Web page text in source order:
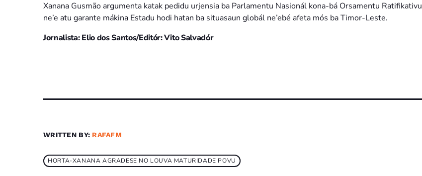
Xanana Gusmão argumenta katak pedidu urjensia ba Parlamentu Nasionál kona-bá Orsamentu Ratifikativu
ne’e atu garante mákina Estadu hodi hatan ba situasaun globál ne’ebé afeta mós ba Timor-Leste.
Jornalista: Elio dos Santos/Editór: Vito Salvadór
WRITTEN BY: RAFAFM
HORTA-XANANA AGRADESE NO LOUVA MATURIDADE POVU